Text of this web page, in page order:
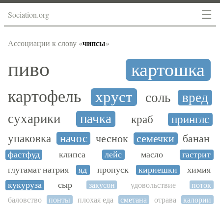
☰
Sociation.org
Ассоциации к слову «чипсы»
пиво картошка
картофель хруст соль
вред
сухарики
пачка краб
принглс
упаковка
начос чеснок семечки банан
фастфуд клипса лейс масло
гастрит
глутамат натрия
яд пропуск кириешки
химия
кукуруза
сыр закусон удовольствие
поток
баловство
понты плохая еда сметана отрава
калории